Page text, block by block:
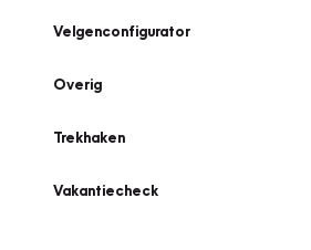
Velgenconfigurator
Overig
Trekhaken
Vakantiecheck